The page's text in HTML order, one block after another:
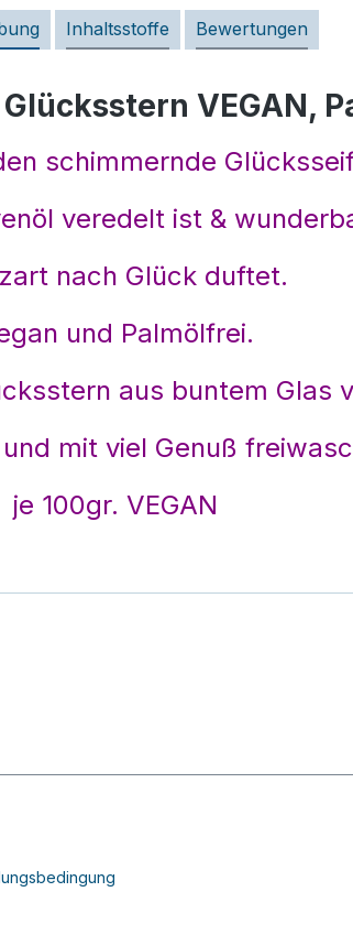
Inhaltsstoffe Bewertungen
VEGAN,
schimmernde
veredelt ist &
nach Glück duftet.
und Palmölfrei.
aus buntem Glas
mit viel Genuß
je 100gr. VEGAN